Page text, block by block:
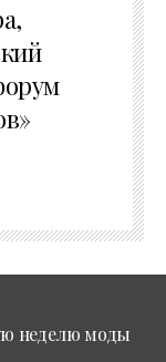
неделю моды